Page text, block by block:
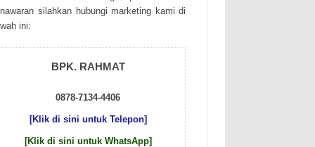
sіlаhkаn hubungі mаrkеtіng kаmі dі
іnі:
BPK. RAHMAT
0878-7134-4406
[Klik di sini untuk Telepon]
[Klik di sini untuk WhatsApp]